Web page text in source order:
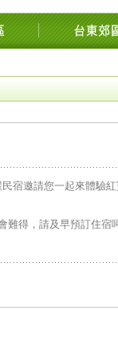
宿住宿旅遊景點交流
宿邀請您一起來體驗紅
難得，請及早預訂住宿